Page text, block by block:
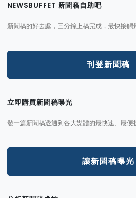
NEWSBUFFET 新聞稿自助吧
新聞稿的好去處，三分鐘上稿完成，最快接觸
刊登新聞稿
立即購買新聞稿曝光
發一篇新聞稿透通到各大媒體的最快速、最便
讓新聞稿曝光